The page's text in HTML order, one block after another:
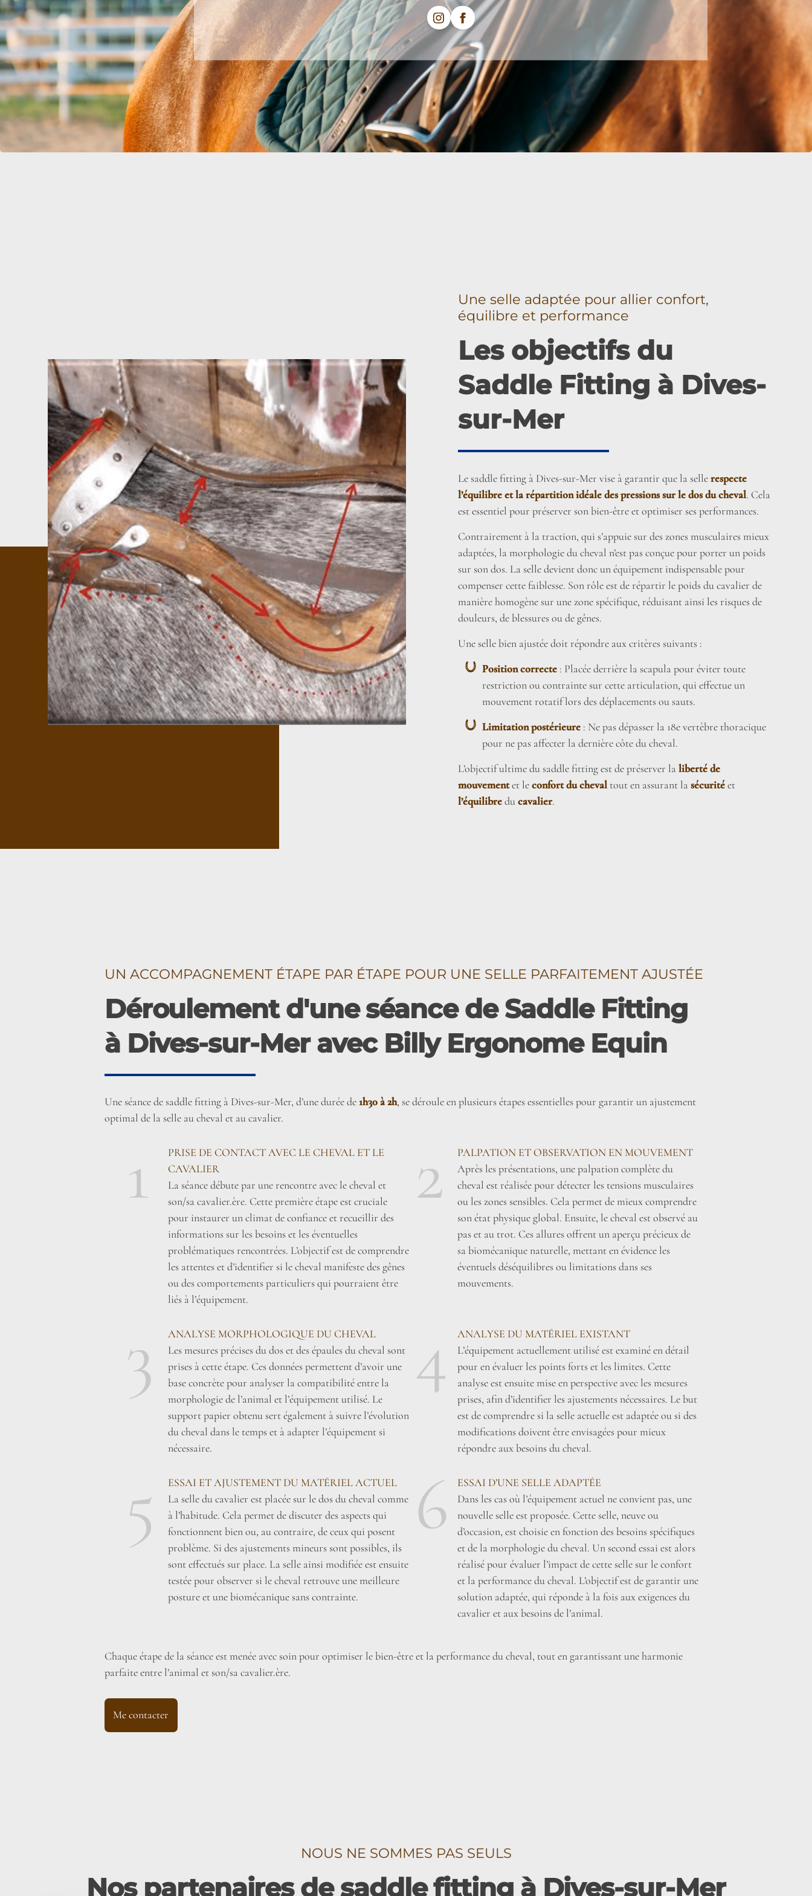
Une selle adaptée pour allier confort,
équilibre et performance
Les objectifs du
Saddle Fitting à Dives-
sur-Mer
Le saddle fitting à Dives-sur-Mer vise à garantir que la sellerespecte
l’équilibre et la répartition idéale des pressions sur le dos du cheval. Cela
est essentiel pour préserver son bien-être et optimiser ses performances.
Contrairement à la traction, qui s’appuie sur des zones musculaires mieux
adaptées, la morphologie du cheval n’est pas conçue pour porter un poids
sur son dos. La selle devient donc un équipement indispensable pour
compenser cette faiblesse. Son rôle est de répartir le poids du cavalier de
manière homogène sur une zone spécifique, réduisant ainsi les risques de
douleurs, de blessures ou de gênes.
Une selle bien ajustée doit répondre aux critères suivants :
Position correcte : Placée derrière la scapula pour éviter toute
restriction ou contrainte sur cette articulation, qui effectue un
mouvement rotatif lors des déplacements ou sauts.
Limitation postérieure : Ne pas dépasser la 18e vertèbre thoracique
pour ne pas affecter la dernière côte du cheval.
L’objectif ultime du saddle fitting est de préserver laliberté de
mouvementet leconfort du cheval tout en assurant lasécuritéet
l’équilibreducavalier.
UN ACCOMPAGNEMENT ÉTAPE PAR ÉTAPE POUR UNE SELLE PARFAITEMENT AJUSTÉE
Déroulement d'une séance de Saddle Fitting
à Dives-sur-Mer avec Billy Ergonome Equin
Une séance de saddle fitting à Dives-sur-Mer, d’une durée de1h30 à 2h, se déroule en plusieurs étapes essentielles pour garantir un ajustement
optimal de la selle au cheval et au cavalier.
1
PRISE DE CONTACT AVEC LE CHEVAL ET LE
CAVALIER
La séance débute par une rencontre avec le cheval et
son/sa cavalier.ère. Cette première étape est cruciale
pour instaurer un climat de confiance et recueillir des
informations sur les besoins et les éventuelles
problématiques rencontrées. L’objectif est de comprendre
les attentes et d’identifier si le cheval manifeste des gênes
ou des comportements particuliers qui pourraient être
liés à l’équipement.
2
PALPATION ET OBSERVATION EN MOUVEMENT
Après les présentations, une palpation complète du
cheval est réalisée pour détecter les tensions musculaires
ou les zones sensibles. Cela permet de mieux comprendre
son état physique global. Ensuite, le cheval est observé au
pas et au trot. Ces allures offrent un aperçu précieux de
sa biomécanique naturelle, mettant en évidence les
éventuels déséquilibres ou limitations dans ses
mouvements.
3
ANALYSE MORPHOLOGIQUE DU CHEVAL
Les mesures précises du dos et des épaules du cheval sont
prises à cette étape. Ces données permettent d’avoir une
base concrète pour analyser la compatibilité entre la
morphologie de l’animal et l’équipement utilisé. Le
support papier obtenu sert également à suivre l’évolution
du cheval dans le temps et à adapter l’équipement si
nécessaire.
4
ANALYSE DU MATÉRIEL EXISTANT
L’équipement actuellement utilisé est examiné en détail
pour en évaluer les points forts et les limites. Cette
analyse est ensuite mise en perspective avec les mesures
prises, afin d’identifier les ajustements nécessaires. Le but
est de comprendre si la selle actuelle est adaptée ou si des
modifications doivent être envisagées pour mieux
répondre aux besoins du cheval.
5
ESSAI ET AJUSTEMENT DU MATÉRIEL ACTUEL
La selle du cavalier est placée sur le dos du cheval comme
à l’habitude. Cela permet de discuter des aspects qui
fonctionnent bien ou, au contraire, de ceux qui posent
problème. Si des ajustements mineurs sont possibles, ils
sont effectués sur place. La selle ainsi modifiée est ensuite
testée pour observer si le cheval retrouve une meilleure
posture et une biomécanique sans contrainte.
6
ESSAI D’UNE SELLE ADAPTÉE
Dans les cas où l’équipement actuel ne convient pas, une
nouvelle selle est proposée. Cette selle, neuve ou
d’occasion, est choisie en fonction des besoins spécifiques
et de la morphologie du cheval. Un second essai est alors
réalisé pour évaluer l’impact de cette selle sur le confort
et la performance du cheval. L’objectif est de garantir une
solution adaptée, qui réponde à la fois aux exigences du
cavalier et aux besoins de l’animal.
Chaque étape de la séance est menée avec soin pour optimiser le bien-être et la performance du cheval, tout en garantissant une harmonie
parfaite entre l’animal et son/sa cavalier.ère.
Me contacter
NOUS NE SOMMES PAS SEULS
Nos partenaires de saddle fitting à Dives-sur-Mer